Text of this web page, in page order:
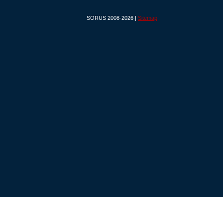
SORUS 2008-2026 | Sitemap